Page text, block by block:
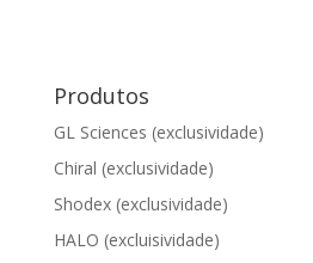
Produtos
GL Sciences (exclusividade)
Chiral (exclusividade)
Shodex (exclusividade)
HALO (excluisividade)